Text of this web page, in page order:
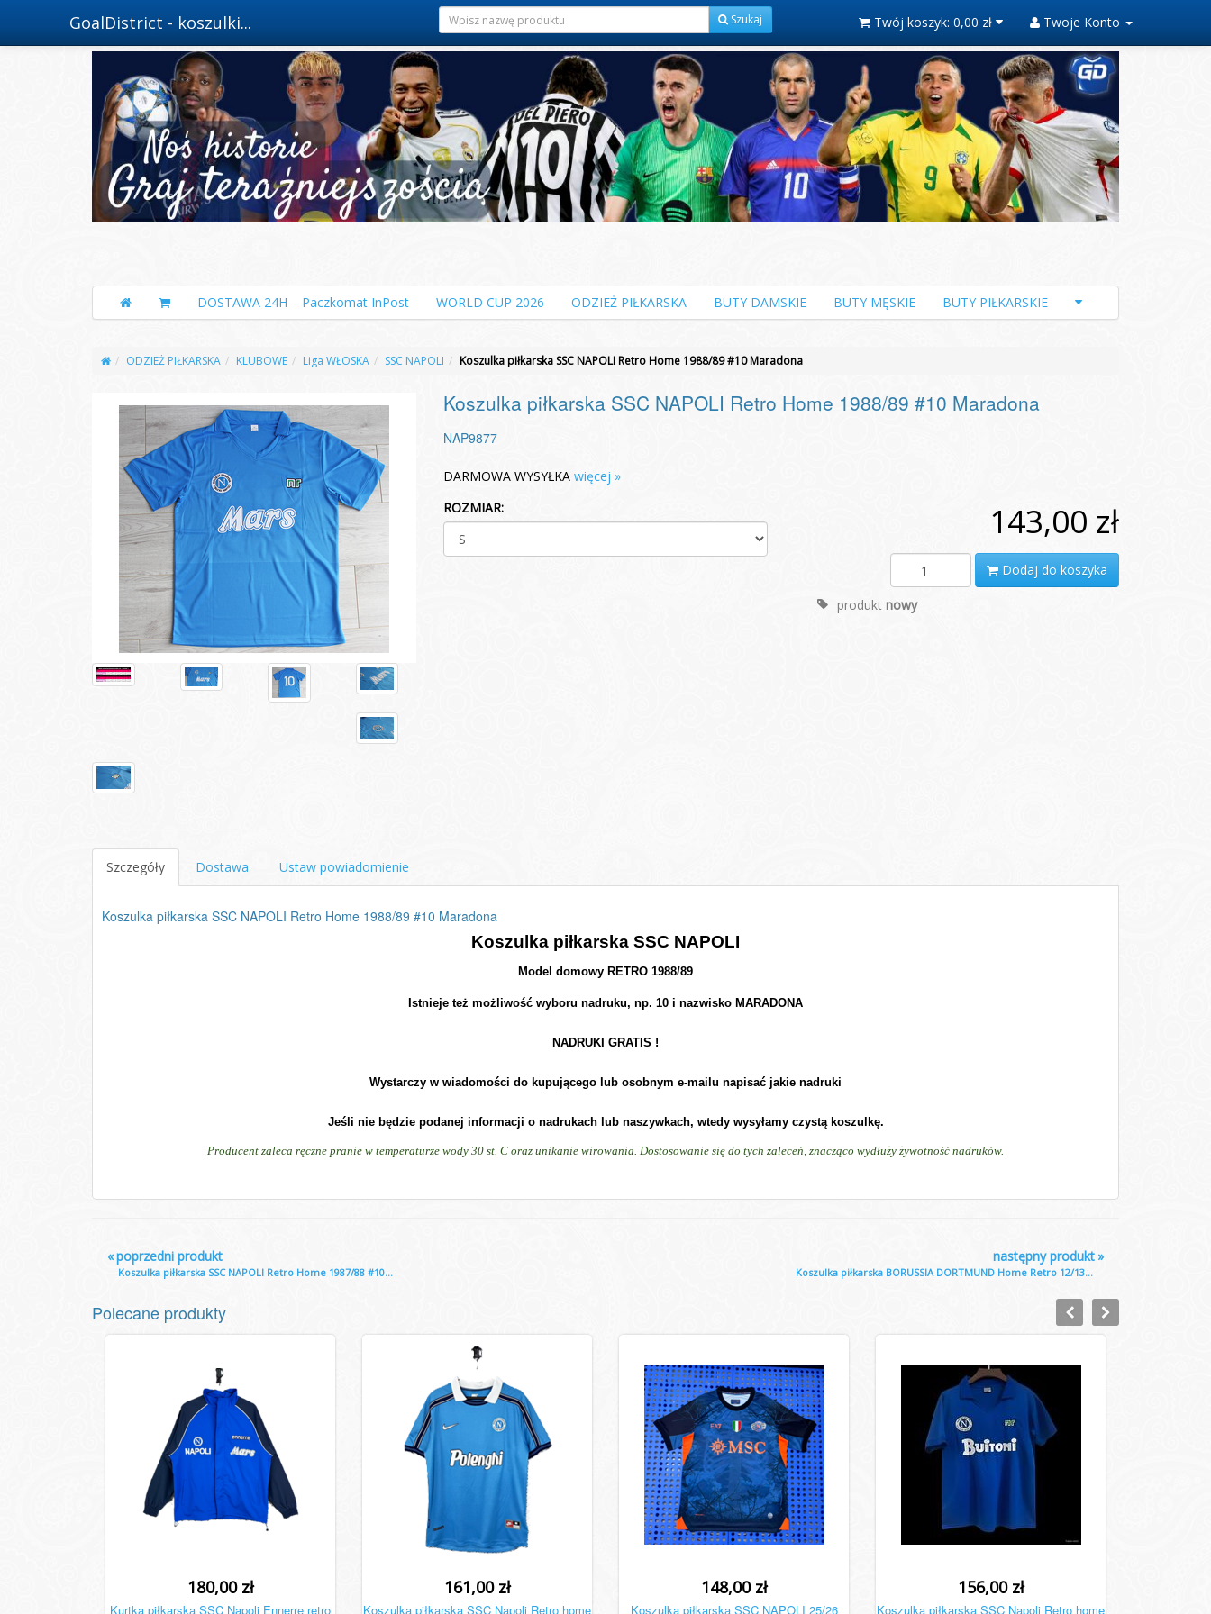
GoalDistrict - koszulki... Szukaj Twój koszyk: 0,00 zł Twoje Konto
DOSTAWA 24H – Paczkomat InPost WORLD CUP 2026 ODZIEŻ PIŁKARSKA BUTY DAMSKIE BUTY MĘSKIE BUTY PIŁKARSKIE
ODZIEŻ PIŁKARSKA KLUBOWE Liga WŁOSKA SSC NAPOLI Koszulka piłkarska SSC NAPOLI Retro Home 1988/89 #10 Maradona
Koszulka piłkarska SSC NAPOLI Retro Home 1988/89 #10 Maradona
NAP9877
DARMOWA WYSYŁKA więcej »
ROZMIAR:
143,00 zł
Dodaj do koszyka
produkt nowy
Szczegóły Dostawa Ustaw powiadomienie
Koszulka piłkarska SSC NAPOLI Retro Home 1988/89 #10 Maradona
Koszulka piłkarska SSC NAPOLI
Model domowy RETRO 1988/89
Istnieje też możliwość wyboru nadruku, np. 10 i nazwisko MARADONA
NADRUKI GRATIS !
Wystarczy w wiadomości do kupującego lub osobnym e-mailu napisać jakie nadruki
Jeśli nie będzie podanej informacji o nadrukach lub naszywkach, wtedy wysyłamy czystą koszulkę.
Producent zaleca ręczne pranie w temperaturze wody 30 st. C oraz unikanie wirowania. Dostosowanie się do tych zaleceń, znacząco wydłuży żywotność nadruków.
«poprzedni produkt
Koszulka piłkarska SSC NAPOLI Retro Home 1987/88 #10...
»
następny produkt
Koszulka piłkarska BORUSSIA DORTMUND Home Retro 12/13...
Polecane produkty
180,00 zł
Kurtka piłkarska SSC Napoli Ennerre retro
161,00 zł
Koszulka piłkarska SSC Napoli Retro home
148,00 zł
Koszulka piłkarska SSC NAPOLI 25/26
156,00 zł
Koszulka piłkarska SSC Napoli Retro home